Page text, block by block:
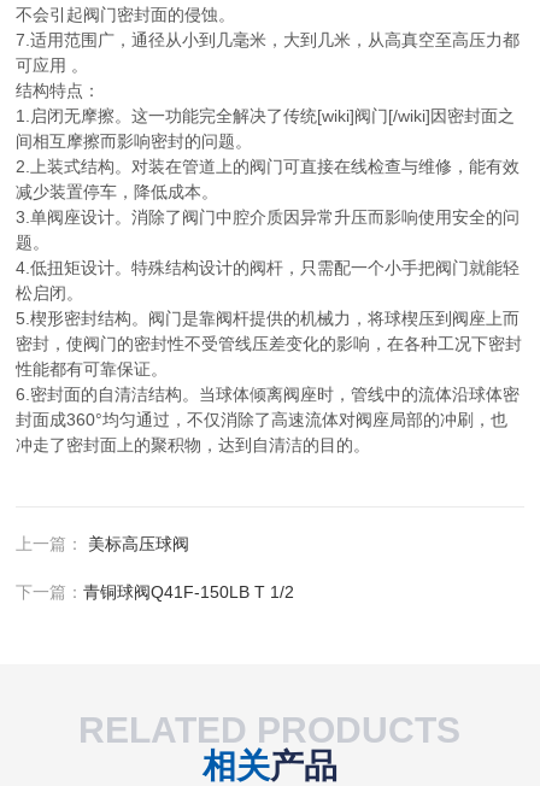
不会引起阀门密封面的侵蚀。
7.适用范围广，通径从小到几毫米，大到几米，从高真空至高压力都
可应用 。
结构特点：
1.启闭无摩擦。这一功能完全解决了传统[wiki]阀门[/wiki]因密封面之
间相互摩擦而影响密封的问题。
2.上装式结构。对装在管道上的阀门可直接在线检查与维修，能有效
减少装置停车，降低成本。
3.单阀座设计。消除了阀门中腔介质因异常升压而影响使用安全的问
题。
4.低扭矩设计。特殊结构设计的阀杆，只需配一个小手把阀门就能轻
松启闭。
5.楔形密封结构。阀门是靠阀杆提供的机械力，将球楔压到阀座上而
密封，使阀门的密封性不受管线压差变化的影响，在各种工况下密封
性能都有可靠保证。
6.密封面的自清洁结构。当球体倾离阀座时，管线中的流体沿球体密
封面成360°均匀通过，不仅消除了高速流体对阀座局部的冲刷，也
冲走了密封面上的聚积物，达到自清洁的目的。
上一篇： 美标高压球阀
下一篇：青铜球阀Q41F-150LB T 1/2
RELATED PRODUCTS
相关产品